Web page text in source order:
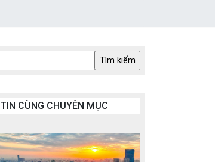
TIN CÙNG CHUYÊN MỤC